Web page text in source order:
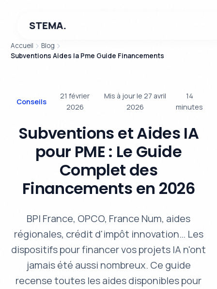
STEMA.
Accueil
Blog
Subventions Aides Ia Pme Guide Financements
Conseils
21 février
2026
Mis à jour le 27 avril
2026
14
minutes
Subventions et Aides IA
pour PME : Le Guide
Complet des
Financements en 2026
BPI France, OPCO, France Num, aides
régionales, crédit d'impôt innovation… Les
dispositifs pour financer vos projets IA n'ont
jamais été aussi nombreux. Ce guide
recense toutes les aides disponibles pour